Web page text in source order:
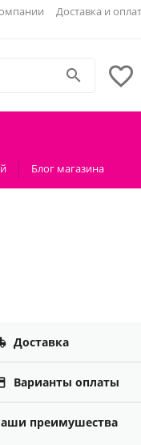
Доставка и


Блог магазина
Доставка
Варианты оплаты
преимушества